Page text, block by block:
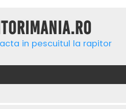
in pescuitul la rapitor